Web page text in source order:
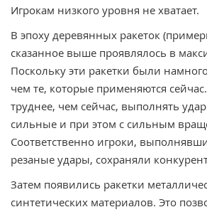
Игрокам низкого уровня не хватает.
В эпоху деревянных ракеток
сказанное выше проявлялось в
Поскольку эти ракетки были
чем те, которые применяются
труднее, чем сейчас, выполнять
сильные и при этом с сильным
Соответственно игроки,
резаные удары, сохраняли
Затем появились ракетки
синтетических материалов. Это